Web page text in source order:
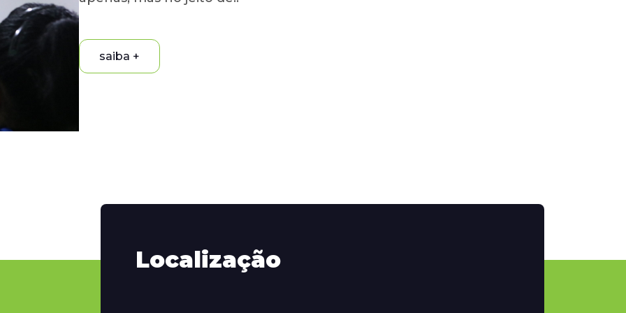
saiba +
Localização